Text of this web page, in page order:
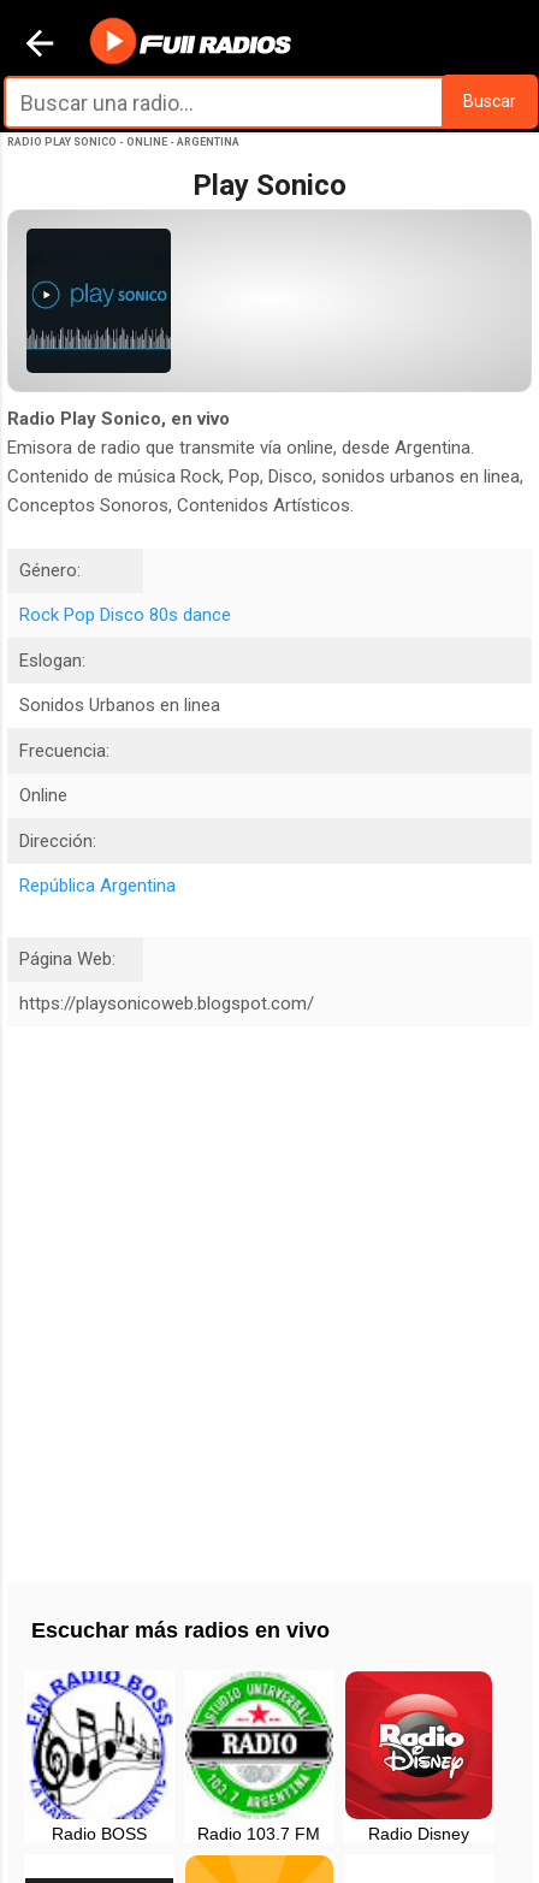
Ir al contenido principal
Buscar
RADIO PLAY SONICO - ONLINE - ARGENTINA
Play Sonico
Radio Play Sonico, en vivo
Emisora de radio que transmite vía online, desde Argentina.
Contenido de música Rock, Pop, Disco, sonidos urbanos en linea,
Conceptos Sonoros, Contenidos Artísticos.
Género:
Rock Pop Disco 80s dance
Eslogan:
Sonidos Urbanos en linea
Frecuencia:
Online
Dirección:
República Argentina
Página Web:
https://playsonicoweb.blogspot.com/
Escuchar más radios en vivo
Radio BOSS
Radio 103.7 FM
Studio Universal
Online
Radio Disney